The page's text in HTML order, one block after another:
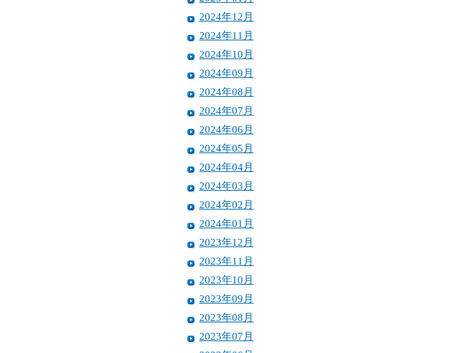
2024年12月
2024年11月
2024年10月
2024年09月
2024年08月
2024年07月
2024年06月
2024年05月
2024年04月
2024年03月
2024年02月
2024年01月
2023年12月
2023年11月
2023年10月
2023年09月
2023年08月
2023年07月